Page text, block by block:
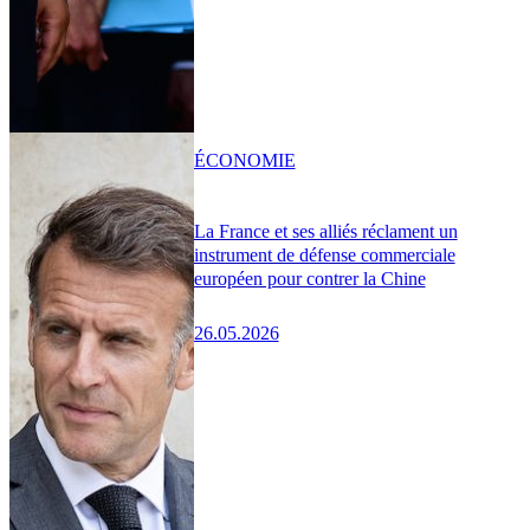
La France et ses alliés réclament un
instrument de défense commerciale
européen pour contrer la Chine
26.05.2026
ÉCONOMIE